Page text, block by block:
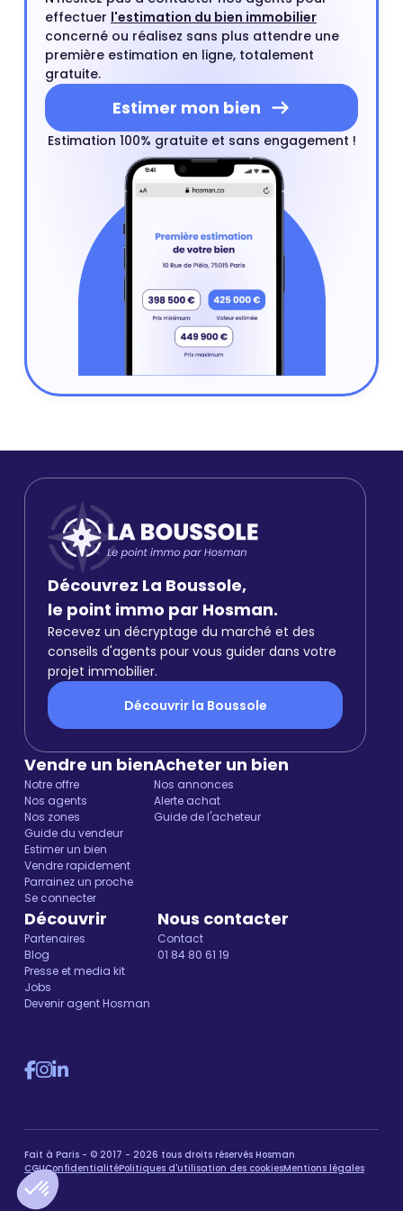
effectuer l'estimation du bien immobilier
concerné ou réalisez sans plus attendre une
première estimation en ligne, totalement
gratuite.
Estimer mon bien
Estimation 100% gratuite et sans engagement !
Découvrez La Boussole,
le point immo par Hosman.
Recevez un décryptage du marché et des
conseils d'agents pour vous guider dans votre
projet immobilier.
Découvrir la Boussole
Vendre un bien
Notre offre
Nos agents
Nos zones
Guide du vendeur
Estimer un bien
Vendre rapidement
Parrainez un proche
Se connecter
Acheter un bien
Nos annonces
Alerte achat
Guide de l'acheteur
Découvrir
Partenaires
Blog
Presse et media kit
Jobs
Devenir agent Hosman
Nous contacter
Contact
01 84 80 61 19
Fait à Paris - © 2017 - 2026 tous droits réservés Hosman
CGUConfidentialitéPolitiques d'utilisation des cookiesMentions légales